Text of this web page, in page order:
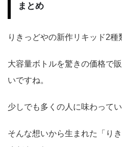
まとめ
りきっどやの新作リキッド2種
大容量ボトルを驚きの価格で
いですね。
少しでも多くの人に味わってい
そんな想いから生まれた「り